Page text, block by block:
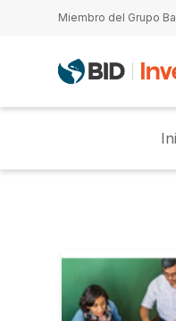
Pasar al contenido
Miembro del Grupo